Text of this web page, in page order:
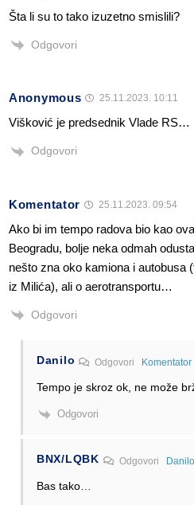
Šta li su to tako izuzetno smislili?
Odgovori
Anonymous 25.11.2023. 10:11
Višković je predsednik Vlade RS…
Odgovori
Komentator 25.11.2023. 09:54
Ako bi im tempo radova bio kao
Beogradu, bolje neka odmah
nešto zna oko kamiona i autobusa
iz Milića), ali o aerotransportu…
Odgovori
Danilo Odgovori Komentator
Tempo je skroz ok, ne može
Odgovori
BNX/LQBK Odgovori Danilo
Bas tako…